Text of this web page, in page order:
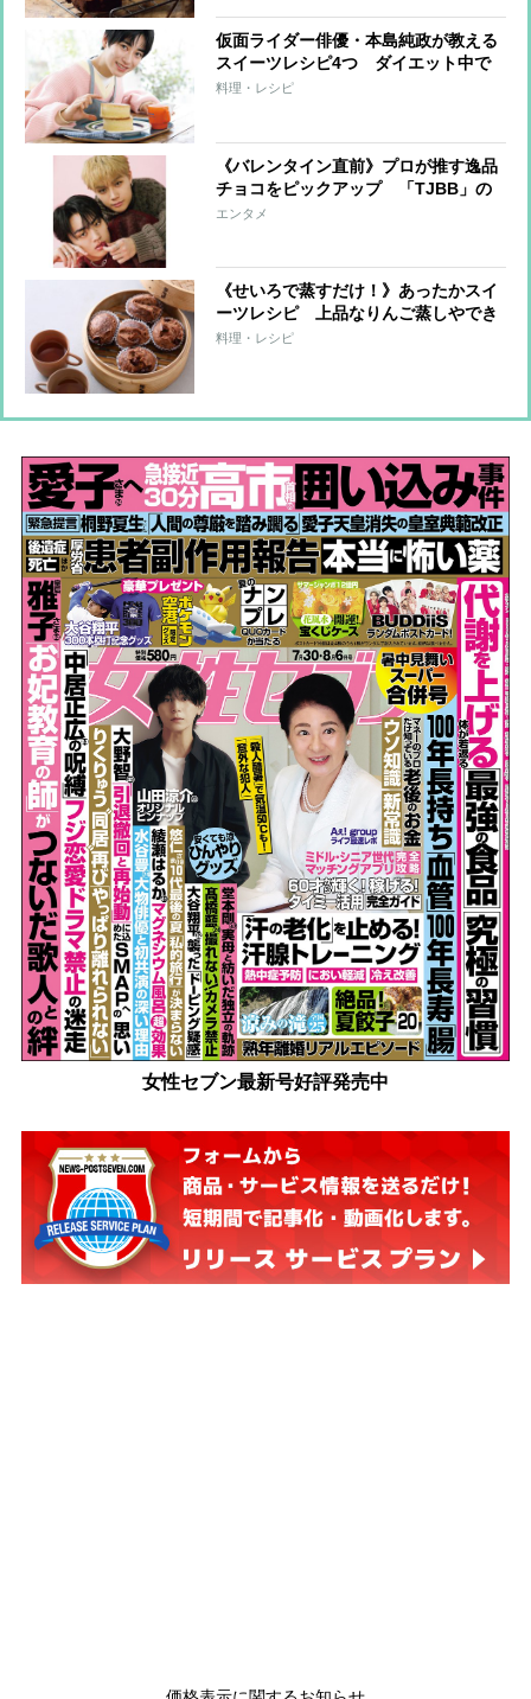
仮面ライダー俳優・本島純政が教える
スイーツレシピ4つ ダイエット中で
も罪悪感なしのヘルシースイーツ満載
料理・レシピ
《バレンタイン直前》プロが推す逸品
チョコをピックアップ 「TJBB」の
宇原雄飛＆古嶋滝がファンに贈りたい
エンタメ
《せいろで蒸すだけ！》あったかスイ
ーツレシピ 上品なりんご蒸しやでき
立て蒸しパンならではのふわふわ食
料理・レシピ
女性セブン最新号好評発売中